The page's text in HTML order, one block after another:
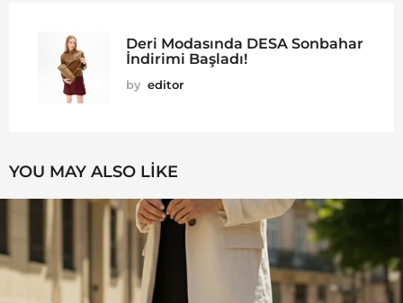
Deri Modasında DESA Sonbahar
İndirimi Başladı!
by editor
YOU MAY ALSO LIKE